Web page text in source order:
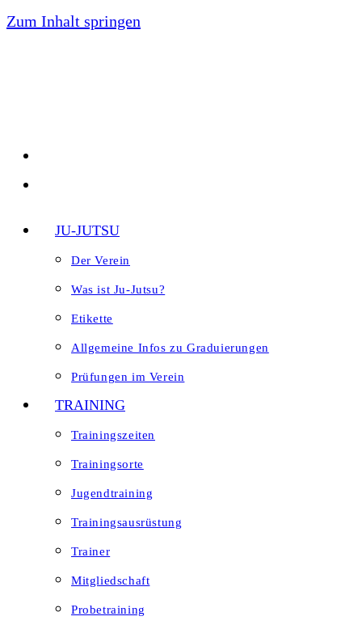
Zum Inhalt springen
JU-JUTSU
Der Verein
Was ist Ju-Jutsu?
Etikette
Allgemeine Infos zu Graduierungen
Prüfungen im Verein
TRAINING
Trainingszeiten
Trainingsorte
Jugendtraining
Trainingsausrüstung
Trainer
Mitgliedschaft
Probetraining